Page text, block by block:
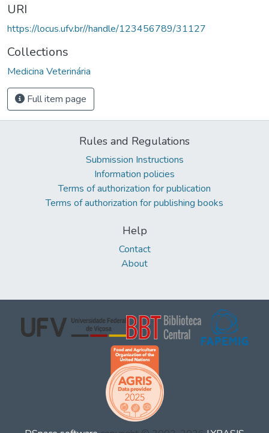
URI
https://locus.ufv.br//handle/123456789/31127
Collections
Medicina Veterinária
Full item page
Rules and Regulations
Submission Instructions
Information policies
Terms of authorization for publication
Terms of authorization for publishing books
Help
Contact
About